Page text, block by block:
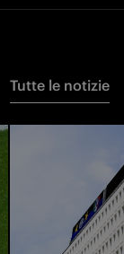
Tutte le notizie